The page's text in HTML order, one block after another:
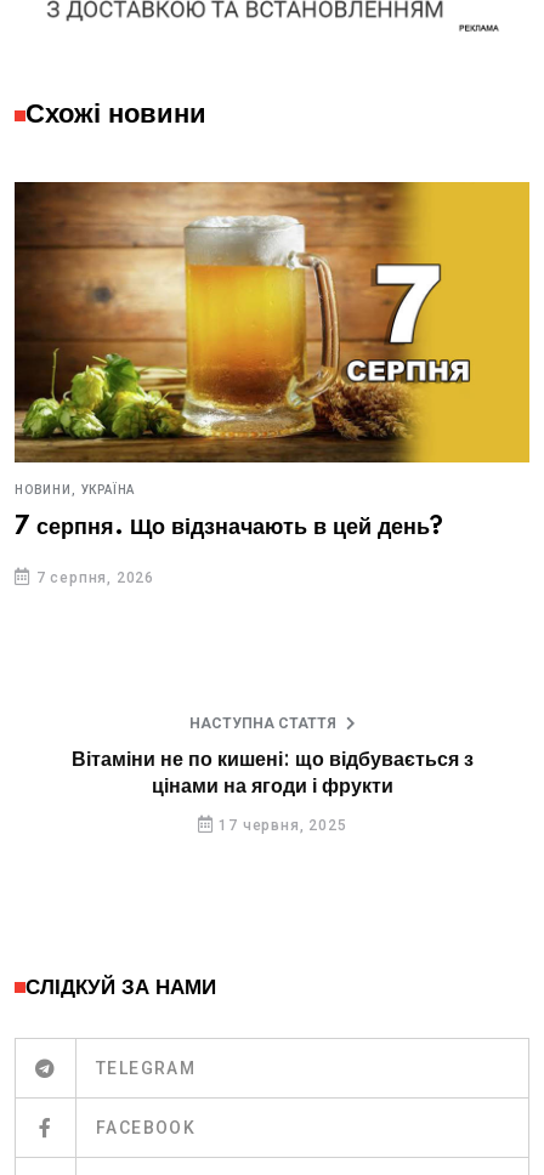
Схожі новини
НОВИНИ, УКРАЇНА
7 серпня. Що відзначають в цей день?
7 серпня, 2026
НАСТУПНА СТАТТЯ
Вітаміни не по кишені: що відбувається з
цінами на ягоди і фрукти
17 червня, 2025
СЛІДКУЙ ЗА НАМИ
TELEGRAM
FACEBOOK